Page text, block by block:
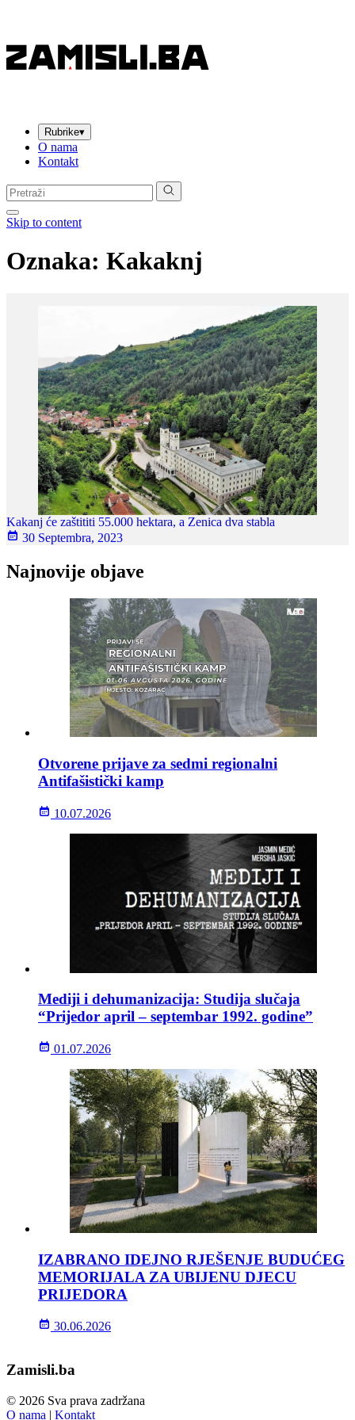
Rubrike▾
O nama
Kontakt
Pretraga:
Skip to content
Oznaka: Kakaknj
Kakanj će zaštititi 55.000 hektara, a Zenica dva stabla
30 Septembra, 2023
Najnovije objave
Otvorene prijave za sedmi regionalni
Antifašistički kamp
10.07.2026
Mediji i dehumanizacija: Studija slučaja
“Prijedor april – septembar 1992. godine”
01.07.2026
IZABRANO IDEJNO RJEŠENJE BUDUĆEG
MEMORIJALA ZA UBIJENU DJECU
PRIJEDORA
30.06.2026
Zamisli.ba
© 2026 Sva prava zadržana
O nama | Kontakt